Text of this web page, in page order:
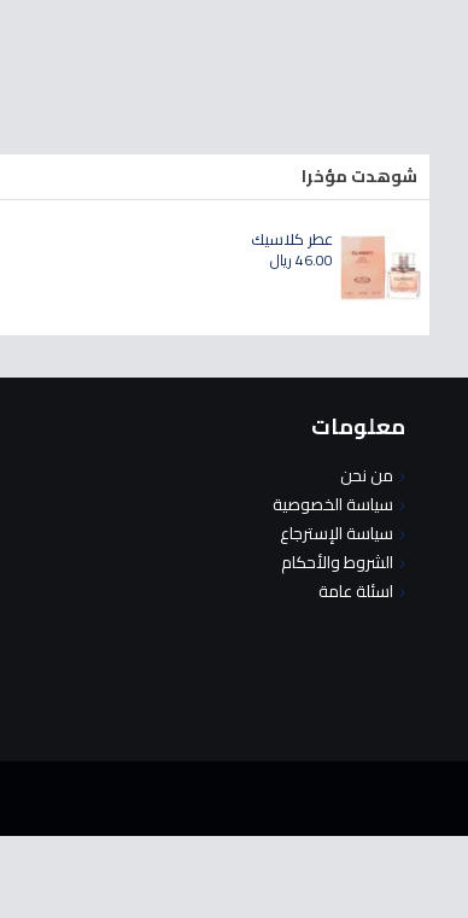
شوهدت مؤخرا
عطر كلاسيك
46.00 ريال
معلومات
من نحن
سياسة الخصوصية
سياسة الإسترجاع
الشروط والأحكام
اسئلة عامة